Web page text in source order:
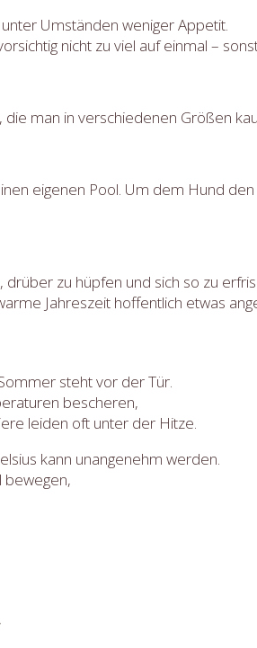
Umständen weniger Appetit.
nicht zu viel auf einmal –
man in verschiedenen Größen
eigenen Pool. Um dem Hund
zu hüpfen und sich so zu
Jahreszeit hoffentlich etwas
steht vor der Tür.
bescheren,
leiden oft unter der Hitze.
kann unangenehm werden.
bewegen,